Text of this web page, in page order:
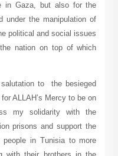
in Gaza, but also for the
under the manipulation of
political and social issues
nation on top of which
to the besieged
ALLAH’s Mercy to be on
my solidarity with the
prisons and support the
in Tunisia to more